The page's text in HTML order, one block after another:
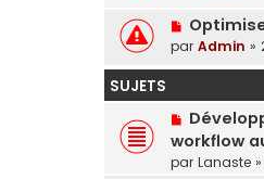
par Admin »
SUJETS
workflow
par Lanaste »